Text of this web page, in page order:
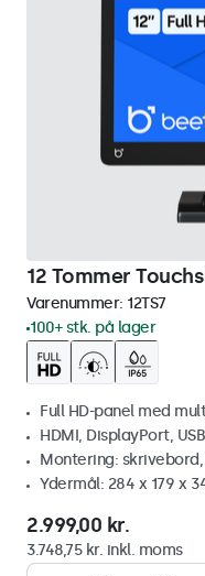
12 Tommer
Varenummer: 12TS7
100+ stk. på lager
Full HD-panel med
HDMI, DisplayPort,
Montering:
Ydermål: 284 x 179 x
2.999,00 kr.
3.748,75 kr. inkl. moms